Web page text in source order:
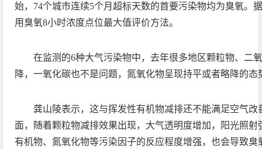
始，74个城市连续5个月超标天数的首要污染物均为臭氧。
用臭氧8小时浓度点位最大值评价方法。
在监测的6种大气污染物中，去年很多地区颗粒物、二
降，一氧化碳也不是问题，氮氧化物呈现持平或者略降的
龚山陵表示，这与挥发性有机物减排还不能满足空气
面，随着颗粒物减排效果出现，大气透明度增加，阳光照
有机物、氮氧化物等污染因子的反应程度增强，也会导致臭